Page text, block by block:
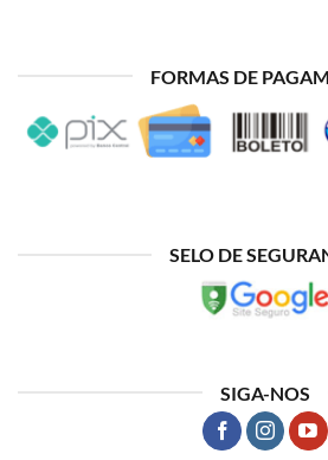
FORMAS DE
SELO DE
SIGA-NOS